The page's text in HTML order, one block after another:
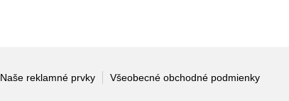
Naše reklamné prvky Všeobecné obchodné podmienky